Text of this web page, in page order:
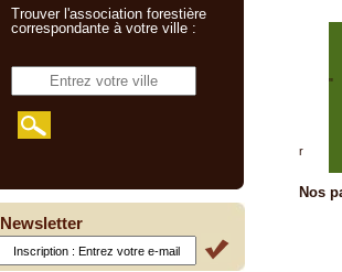
"
r
Nos
Trouver l'association forestière
correspondante à votre ville :
Newsletter